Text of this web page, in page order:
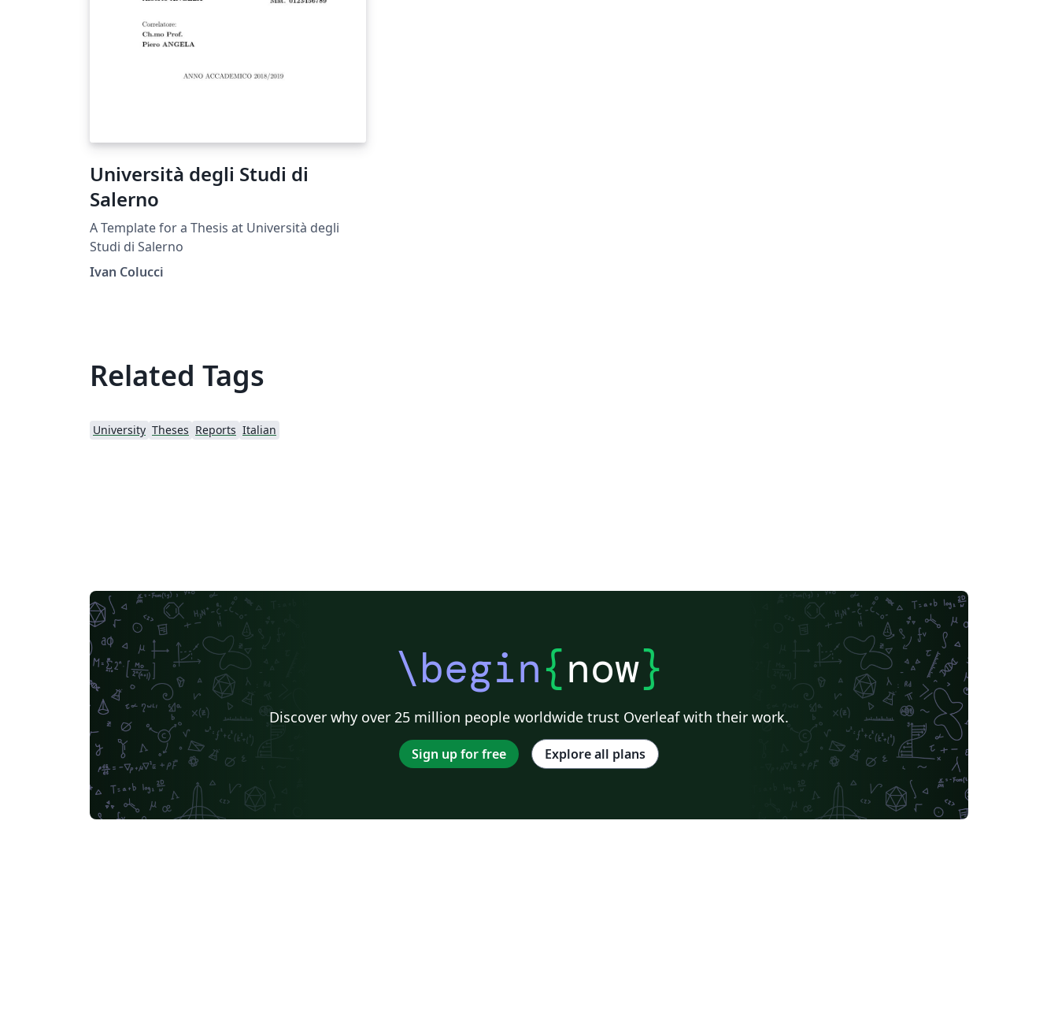
Università degli Studi di
Salerno
A Template for a Thesis at Università degli
Studi di Salerno
Ivan Colucci
Related Tags
University Theses Reports Italian
\begin{now}
Discover why over 25 million people worldwide trust Overleaf with their work.
Sign up for free Explore all plans